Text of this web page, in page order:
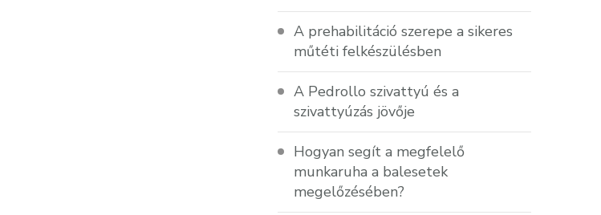
A prehabilitáció szerepe a sikeres
műtéti felkészülésben
A Pedrollo szivattyú és a
szivattyúzás jövője
Hogyan segít a megfelelő
munkaruha a balesetek
megelőzésében?